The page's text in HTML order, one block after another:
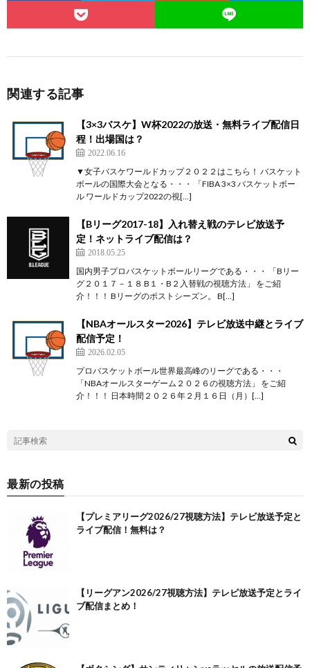
関連する記事
【3×3バスケ】W杯2022の放送・無料ライブ配信日
程！出場国は？
2022.06.16
▼女子バスケワールドカップ２０２２はこちら！ バスケット
ボールの国際大会となる・・・ 「FIBA 3×3 バスケットボー
ル ワールドカップ2022の視[…]
【Bリーグ2017-18】入れ替え戦のテレビ放送予
定！ネットライブ配信は？
2018.05.25
国内男子プロバスケットボールリーグである・・・ 「Bリー
グ２０１７－１８ B１・B２入替戦の視聴方法」 をご紹
介！！！ Bリーグのポストシーズン。 B[…]
【NBAオールスター2026】テレビ放送中継とライブ
配信予定！
2026.02.05
プロバスケットボール世界最高峰のリーグである・・・
「NBAオールスターゲーム２０２６の視聴方法」 をご紹
介！！！ 日本時間２０２６年２月１６日（月）[…]
最新の投稿
【プレミアリーグ2026/27視聴方法】テレビ放送予定と
ライブ配信！無料は？
【リーグアン2026/27視聴方法】テレビ放送予定とライ
ブ配信まとめ！